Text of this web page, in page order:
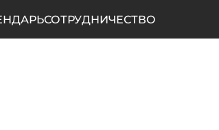
СОТРУДНИЧЕСТВО